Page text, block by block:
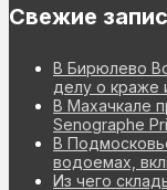
Свежие
В Бирюлево
делу о краже
В Махачкале
Senographe
В
водоемах,
Из чего